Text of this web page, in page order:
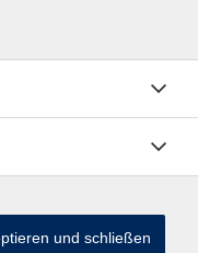
und schließen